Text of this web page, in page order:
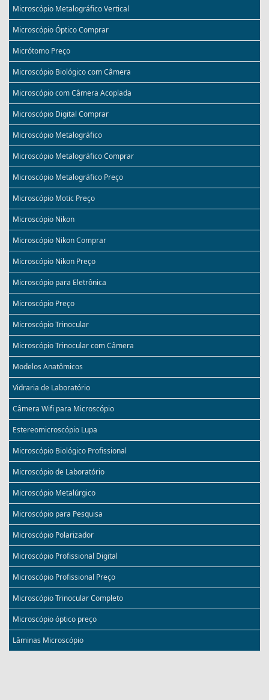
Microscópio Metalográfico Vertical
Microscópio Óptico Comprar
Micrótomo Preço
Microscópio Biológico com Câmera
Microscópio com Câmera Acoplada
Microscópio Digital Comprar
Microscópio Metalográfico
Microscópio Metalográfico Comprar
Microscópio Metalográfico Preço
Microscópio Motic Preço
Microscópio Nikon
Microscópio Nikon Comprar
Microscópio Nikon Preço
Microscópio para Eletrônica
Microscópio Preço
Microscópio Trinocular
Microscópio Trinocular com Câmera
Modelos Anatômicos
Vidraria de Laboratório
Câmera Wifi para Microscópio
Estereomicroscópio Lupa
Microscópio Biológico Profissional
Microscópio de Laboratório
Microscópio Metalúrgico
Microscópio para Pesquisa
Microscópio Polarizador
Microscópio Profissional Digital
Microscópio Profissional Preço
Microscópio Trinocular Completo
Microscópio óptico preço
Lâminas Microscópio